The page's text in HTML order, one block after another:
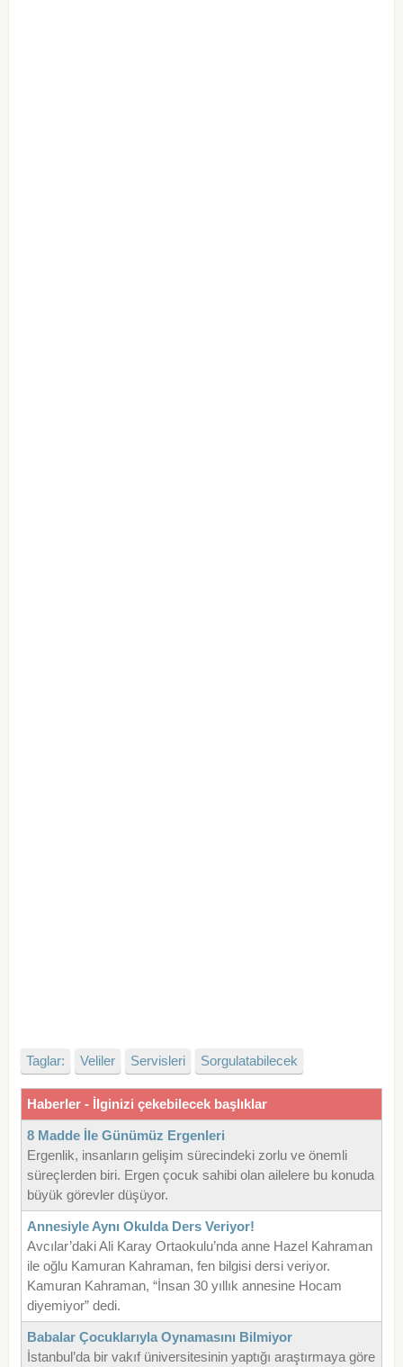
Taglar: Veliler Servisleri Sorgulatabilecek
Haberler - İlginizi çekebilecek başlıklar
8 Madde İle Günümüz Ergenleri
Ergenlik, insanların gelişim sürecindeki zorlu ve önemli
süreçlerden biri. Ergen çocuk sahibi olan ailelere bu konuda
büyük görevler düşüyor.
Annesiyle Aynı Okulda Ders Veriyor!
Avcılar’daki Ali Karay Ortaokulu’nda anne Hazel Kahraman
ile oğlu Kamuran Kahraman, fen bilgisi dersi veriyor.
Kamuran Kahraman, “İnsan 30 yıllık annesine Hocam
diyemiyor” dedi.
Babalar Çocuklarıyla Oynamasını Bilmiyor
İstanbul’da bir vakıf üniversitesinin yaptığı araştırmaya göre